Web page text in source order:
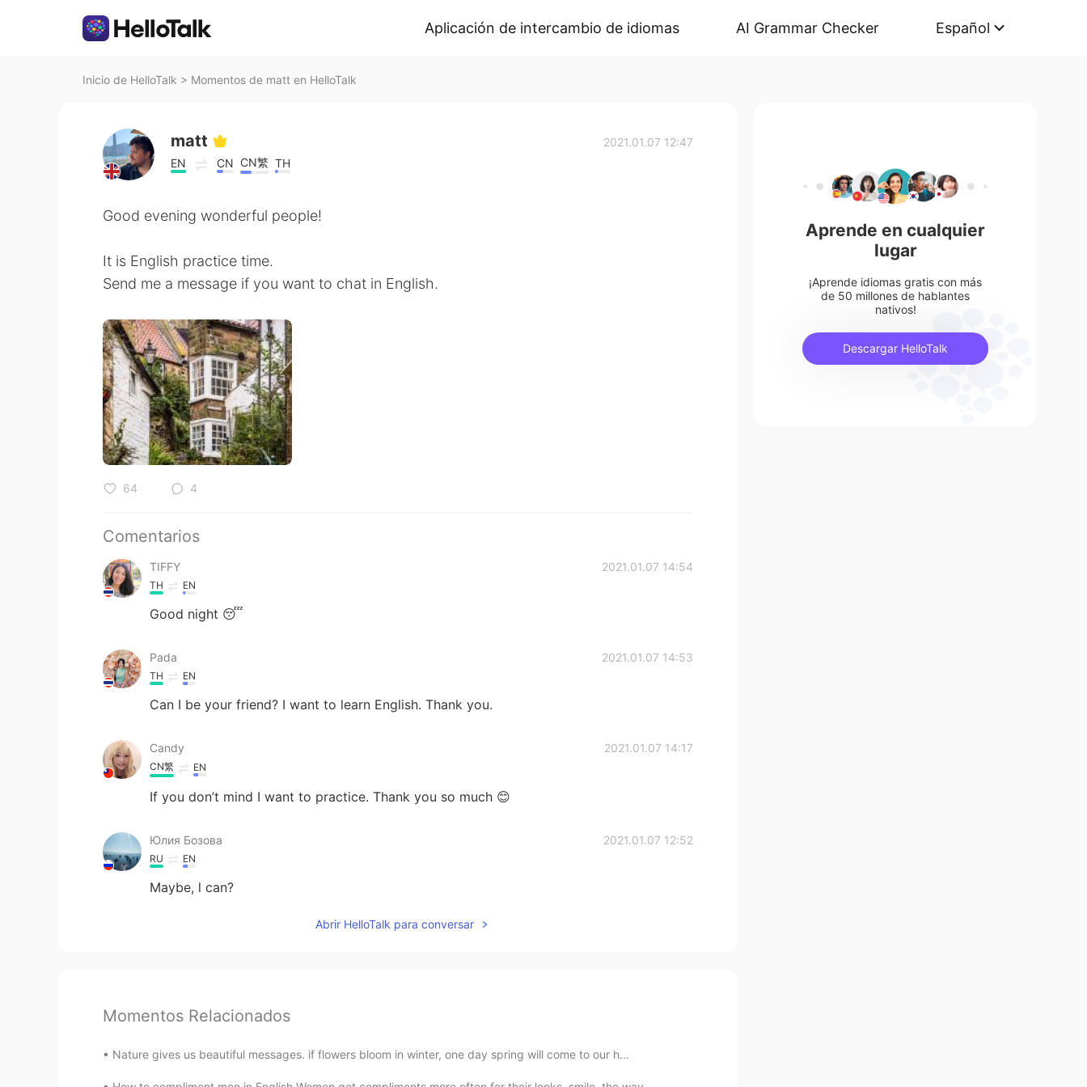
Aplicación de intercambio de idiomas AI Grammar Checker Español
Inicio de HelloTalk > Momentos de matt en HelloTalk
matt
EN CN CN繁 TH
2021.01.07 12:47
Good evening wonderful people!
It is English practice time.
Send me a message if you want to chat in English.
64 4
Comentarios
TIFFY 2021.01.07 14:54
TH EN
Good night 😴
Pada 2021.01.07 14:53
TH EN
Can I be your friend? I want to learn English. Thank you.
Candy 2021.01.07 14:17
CN繁 EN
If you don’t mind I want to practice. Thank you so much 😊
Юлия Бозова 2021.01.07 12:52
RU EN
Maybe, l can?
Abrir HelloTalk para conversar
Momentos Relacionados
Nature gives us beautiful messages. if flowers bloom in winter, one day spring will come to our h...
Aprende en cualquier
lugar
¡Aprende idiomas gratis con más
de 50 millones de hablantes
nativos!
Descargar HelloTalk